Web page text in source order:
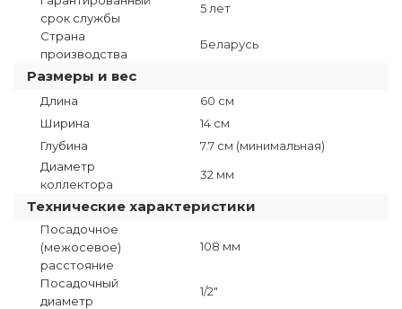
срок службы
5 лет
Страна
производства
Беларусь
Размеры и вес
Длина
60 см
Ширина
14 см
Глубина
7.7 см (минимальная)
Диаметр
коллектора
32 мм
Технические характеристики
Посадочное
(межосевое)
расстояние
108 мм
Посадочный
диаметр
1/2"